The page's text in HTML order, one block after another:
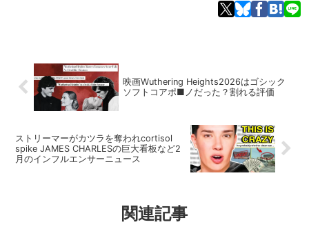
映画Wuthering Heights2026はゴシック
ソフトコアポ■ノだった？割れる評価
ストリーマーがカツラを奪われcortisol
spike JAMES CHARLESの巨大看板など2
月のインフルエンサーニュース
関連記事